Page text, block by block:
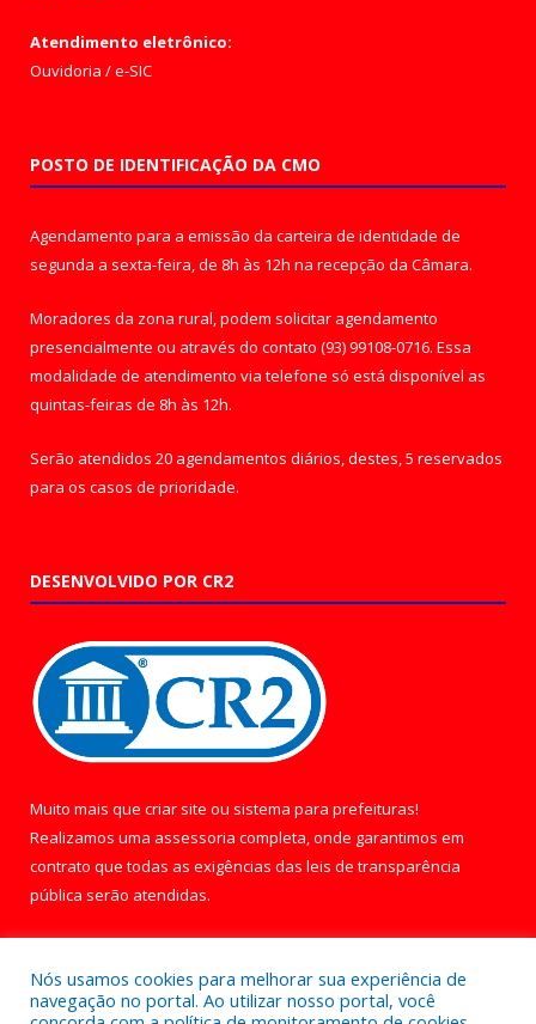
Atendimento eletrônico:
Ouvidoria /e-SIC
POSTO DE IDENTIFICAÇÃO DA CMO
Agendamento para a emissão da carteira de identidade de
segunda a sexta-feira, de 8h às 12h na recepção da Câmara.
Moradores da zona rural, podem solicitar agendamento
presencialmente ou através do contato (93) 99108-0716. Essa
modalidade de atendimento via telefone só está disponível as
quintas-feiras de 8h às 12h.
Serão atendidos 20 agendamentos diários, destes, 5 reservados
para os casos de prioridade.
DESENVOLVIDO POR CR2
Muito mais que criar site ou sistema para prefeituras!
Realizamos uma assessoria completa, onde garantimos em
contrato que todas as exigências das leis de transparência
pública serão atendidas.
Nós usamos cookies para melhorar sua experiência de
navegação no portal. Ao utilizar nosso portal, você